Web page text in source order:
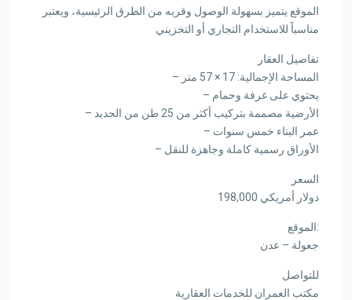
الموقع يتميز بسهولة الوصول وقربه من الطرق الرئيسية، ويعتبر
مناسباً للاستخدام التجاري أو التخزيني
تفاصيل العقار
– المساحة الإجمالية: 17 × 57 متر
– يحتوي على غرفة وحمام
– الأرضية مصممة بتركيب أكثر من 25 طن من الحديد
– عمر البناء خمس سنوات
– الأوراق رسمية كاملة وجاهزة للنقل
السعر
198,000 دولار أمريكي
الموقع:
جعولة – عدن
للتواصل
مكتب العمران للخدمات العقارية